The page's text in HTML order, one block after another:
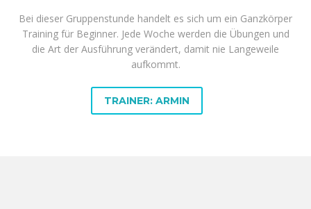
Bei dieser Gruppenstunde handelt es sich um ein Ganzkörper
Training für Beginner. Jede Woche werden die Übungen und
die Art der Ausführung verändert, damit nie Langeweile
aufkommt.
TRAINER: ARMIN